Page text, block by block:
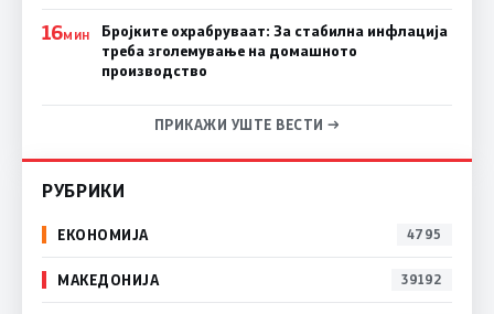
16МИН
Бројките охрабруваат: За стабилна инфлација
треба зголемување на домашното
производство
ПРИКАЖИ УШТЕ ВЕСТИ →
РУБРИКИ
ЕКОНОМИЈА 4795
МАКЕДОНИЈА 39192